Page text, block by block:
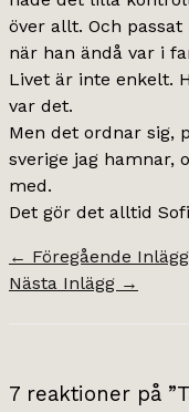
över allt. Och
när han ändå var i
Livet är inte enkelt.
var det.
Men det ordnar sig,
sverige jag hamnar,
med.
Det gör det alltid
← Föregående Inlägg
Nästa Inlägg →
7 reaktioner på